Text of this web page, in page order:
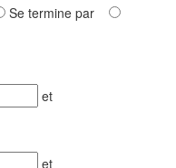
Se termine par
et
et